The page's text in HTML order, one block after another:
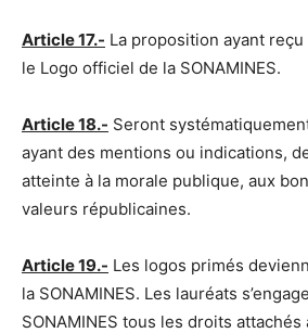
Article 17.- La proposition ayant
le Logo officiel de la SONAMINES.
Article 18.- Seront
ayant des mentions ou indications,
atteinte à la morale publique, aux
valeurs républicaines.
Article 19.- Les logos primés
la SONAMINES. Les lauréats
SONAMINES tous les droits